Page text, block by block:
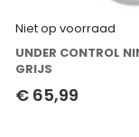
Niet op voorraad
UNDER CONTROL
GRIJS
€ 65,99